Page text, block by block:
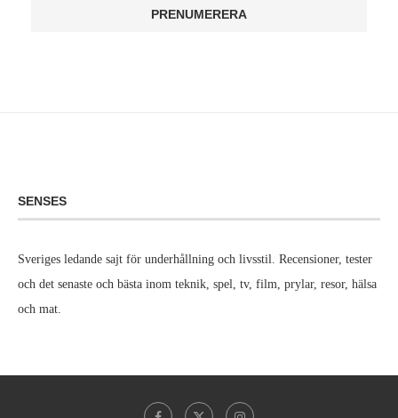
SENSES
Sveriges ledande sajt för underhållning och livsstil. Recensioner, tester
och det senaste och bästa inom teknik, spel, tv, film, prylar, resor, hälsa
och mat.